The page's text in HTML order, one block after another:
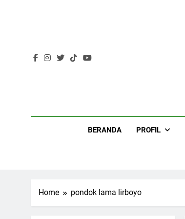
BERANDA PROFIL
Home pondok lama lirboyo